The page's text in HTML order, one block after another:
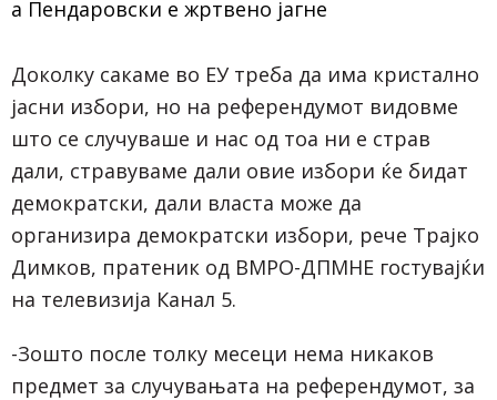
Доколку сакаме во ЕУ треба да има кристално
јасни избори, но на референдумот видовме
што се случуваше и нас од тоа ни е страв
дали, стравуваме дали овие избори ќе бидат
демократски, дали власта може да
организира демократски избори, рече Трајко
Димков, пратеник од ВМРО-ДПМНЕ гостувајќи
на телевизија Канал 5.
-Зошто после толку месеци нема никаков
предмет за случувањата на референдумот, за